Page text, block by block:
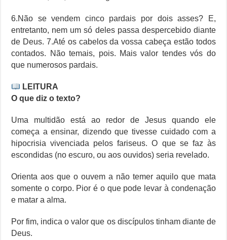
6.Não se vendem cinco pardais por dois asses? E,
entretanto, nem um só deles passa despercebido diante
de Deus. 7.Até os cabelos da vossa cabeça estão todos
contados. Não temais, pois. Mais valor tendes vós do
que numerosos pardais.
LEITURA
O que diz o texto?
Uma multidão está ao redor de Jesus quando ele
começa a ensinar, dizendo que tivesse cuidado com a
hipocrisia vivenciada pelos fariseus. O que se faz às
escondidas (no escuro, ou aos ouvidos) seria revelado.
Orienta aos que o ouvem a não temer aquilo que mata
somente o corpo. Pior é o que pode levar à condenação
e matar a alma.
Por fim, indica o valor que os discípulos tinham diante de
Deus.